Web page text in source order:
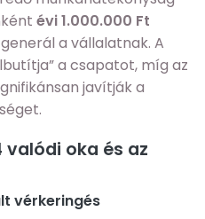
évi 1.000.000 Ft
generál a vállalatnak. A
a csapatot, míg az
javítják a
valódi oka és az
vérkeringés